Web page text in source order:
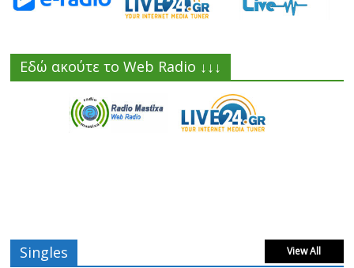
Εδώ ακούτε το Web Radio ↓↓↓
Singles View All